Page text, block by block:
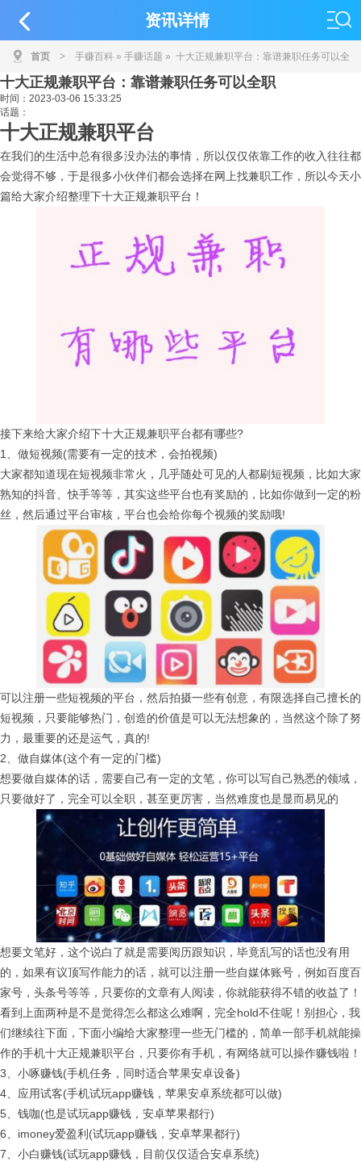
资讯详情
首页 > 手赚百科 » 手赚话题 » 十大正规兼职平台：靠谱兼职任务可以全
职
十大正规兼职平台：靠谱兼职任务可以全职
时间： 2023-03-06 15:33:25
话题：
十大正规兼职平台
在我们的生活中总有很多没办法的事情，所以仅仅依靠工作的收入往往都
会觉得不够，于是很多小伙伴们都会选择在网上找兼职工作，所以今天小
篇给大家介绍整理下十大正规兼职平台！
接下来给大家介绍下十大正规兼职平台都有哪些?
1、做短视频(需要有一定的技术，会拍视频)
大家都知道现在短视频非常火，几乎随处可见的人都刷短视频，比如大家
熟知的抖音、快手等等，其实这些平台也有奖励的，比如你做到一定的粉
丝，然后通过平台审核，平台也会给你每个视频的奖励哦!
可以注册一些短视频的平台，然后拍摄一些有创意，有限选择自己擅长的
短视频，只要能够热门，创造的价值是可以无法想象的，当然这个除了努
力，最重要的还是运气，真的!
2、做自媒体(这个有一定的门槛)
想要做自媒体的话，需要自己有一定的文笔，你可以写自己熟悉的领域，
只要做好了，完全可以全职，甚至更厉害，当然难度也是显而易见的
想要文笔好，这个说白了就是需要阅历跟知识，毕竟乱写的话也没有用
的，如果有议顶写作能力的话，就可以注册一些自媒体账号，例如百度百
家号，头条号等等，只要你的文章有人阅读，你就能获得不错的收益了！
看到上面两种是不是觉得怎么都这么难啊，完全hold不住呢！别担心，我
们继续往下面，下面小编给大家整理一些无门槛的，简单一部手机就能操
作的手机十大正规兼职平台，只要你有手机，有网络就可以操作赚钱啦！
3、小啄赚钱(手机任务，同时适合苹果安卓设备)
4、应用试客(手机试玩app赚钱，苹果安卓系统都可以做)
5、钱咖(也是试玩app赚钱，安卓苹果都行)
6、imoney爱盈利(试玩app赚钱，安卓苹果都行)
7、小白赚钱(试玩app赚钱，目前仅仅适合安卓系统)